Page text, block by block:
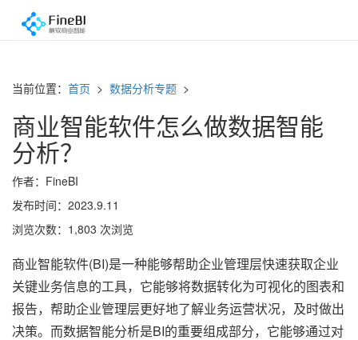
当前位置： 首页 > 数据分析专题 >
商业智能软件怎么做数据智能
分析？
作者：FineBI
发布时间：2023.9.11
浏览次数：1,803 次浏览
商业智能软件(BI)是一种能够帮助企业管理层快速获取企业
关键业务信息的工具，它能够将数据转化为可视化的图表和
报告，帮助企业管理层更好地了解业务运营状况，及时做出
决策。而数据智能分析是BI的重要组成部分，它能够通过对